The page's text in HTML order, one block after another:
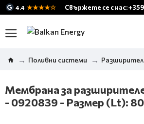
4.4 ★★★★☆ Свържете се с нас:
Поливни системи
Мембрана за
- 0920839 - Размер (Lt): 80